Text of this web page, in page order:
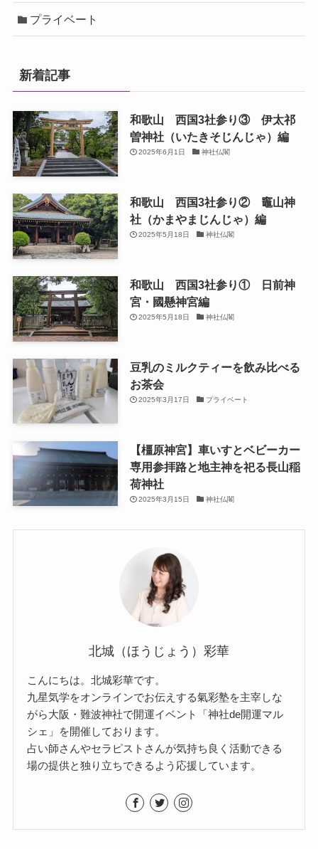
プライベート
新着記事
和歌山 西国3社参り③ 伊太祁
曽神社（いたきそじんじゃ）編
2025年6月1日 神社仏閣
和歌山 西国3社参り② 竈山神
社（かまやまじんじゃ）編
2025年5月18日 神社仏閣
和歌山 西国3社参り① 日前神
宮・國懸神宮編
2025年5月18日 神社仏閣
豆乳のミルクティーを飲み比べる
お茶会
2025年3月17日 プライベート
【橿原神宮】車いすとベビーカー
専用参拝路と地主神を祀る長山稲
荷神社
2025年3月15日 神社仏閣
北城（ほうじょう）彩華
こんにちは。北城彩華です。
九星気学をオンラインでお伝えする氣彩塾を主宰しな
がら大阪・難波神社で開運イベント「神社de開運マル
シェ」を開催しております。
占い師さんやセラピストさんが気持ち良く活動できる
場の提供と独り立ちできるよう応援しています。